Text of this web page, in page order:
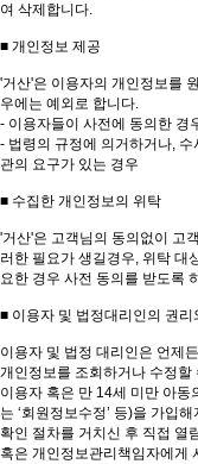
여 삭제합니다.
■ 개인정보 제공
'거산'은 이용자의 개인정보를
우에는 예외로 합니다.
- 이용자들이 사전에 동의한 경
- 법령의 규정에 의거하거나,
관의 요구가 있는 경우
■ 수집한 개인정보의 위탁
'거산'은 고객님의 동의없이 고
러한 필요가 생길경우, 위탁 대
요한 경우 사전 동의를 받도록
■ 이용자 및 법정대리인의 권리
이용자 및 법정 대리인은 언제
개인정보를 조회하거나 수정
이용자 혹은 만 14세 미만 아동
는 ‘회원정보수정’ 등)을 가입
확인 절차를 거치신 후 직접 열
혹은 개인정보관리책임자에게